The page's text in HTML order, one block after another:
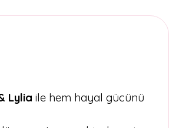
Lylia ile hem hayal gücünü